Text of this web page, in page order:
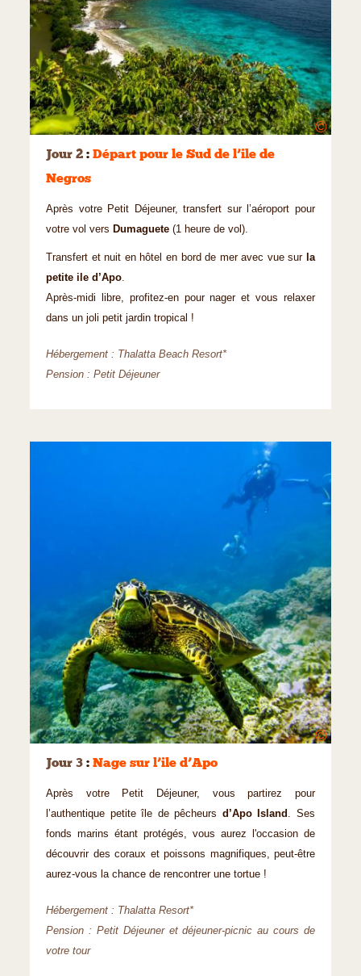
©
Jour 2 : Départ pour le Sud de l’ile de
Negros
Après votre Petit Déjeuner, transfert sur l’aéroport pour
votre vol vers Dumaguete (1 heure de vol).
Transfert et nuit en hôtel en bord de mer avec vue sur la
petite ile d’Apo.
Après-midi libre, profitez-en pour nager et vous relaxer
dans un joli petit jardin tropical !
Hébergement : Thalatta Beach Resort*
Pension : Petit Déjeuner
©
Jour 3 : Nage sur l’ile d’Apo
Après votre Petit Déjeuner, vous partirez pour
l’authentique petite île de pêcheurs d’Apo Island . Ses
fonds marins étant protégés, vous aurez l'occasion de
découvrir des coraux et poissons magnifiques, peut-être
aurez-vous la chance de rencontrer une tortue !
Hébergement : Thalatta Resort*
Pension : Petit Déjeuner et déjeuner-picnic au cours de
votre tour